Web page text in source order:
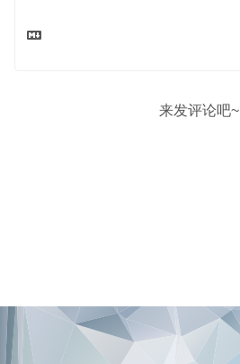
来发评论吧~